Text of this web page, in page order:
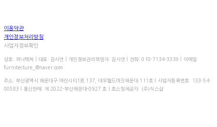
이용약관
개인정보처리방침
사업자정보확인
상호: 퍼니텍처 | 대표: 김시연 | 개인정보관리책임자: 김시연 | 전화: 010-7134-3339 | 이메일:
furnitecture_@naver.com
주소: 부산광역시 해운대구 마린시티1로 137, 대우월드마크해운대 111호 | 사업자등록번호: 133-54-
00583 | 통신판매: 제 2022-부산해운대-0927 호 | 호스팅제공자: (주)식스샵